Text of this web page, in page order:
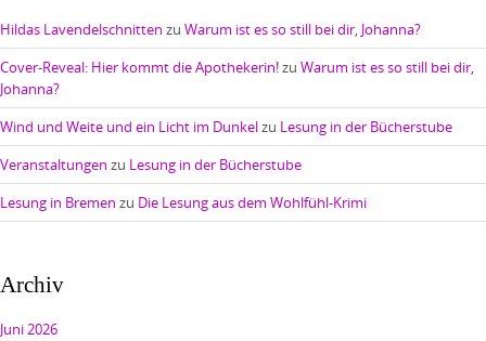
Hildas Lavendelschnitten zu Warum ist es so still bei dir, Johanna?
Cover-Reveal: Hier kommt die Apothekerin!zu Warum ist es so still bei dir,
Johanna?
Wind und Weite und ein Licht im Dunkelzu Lesung in der Bücherstube
Veranstaltungen zu Lesung in der Bücherstube
Lesung in Bremen zu Die Lesung aus dem Wohlfühl-Krimi
Archiv
Juni 2026